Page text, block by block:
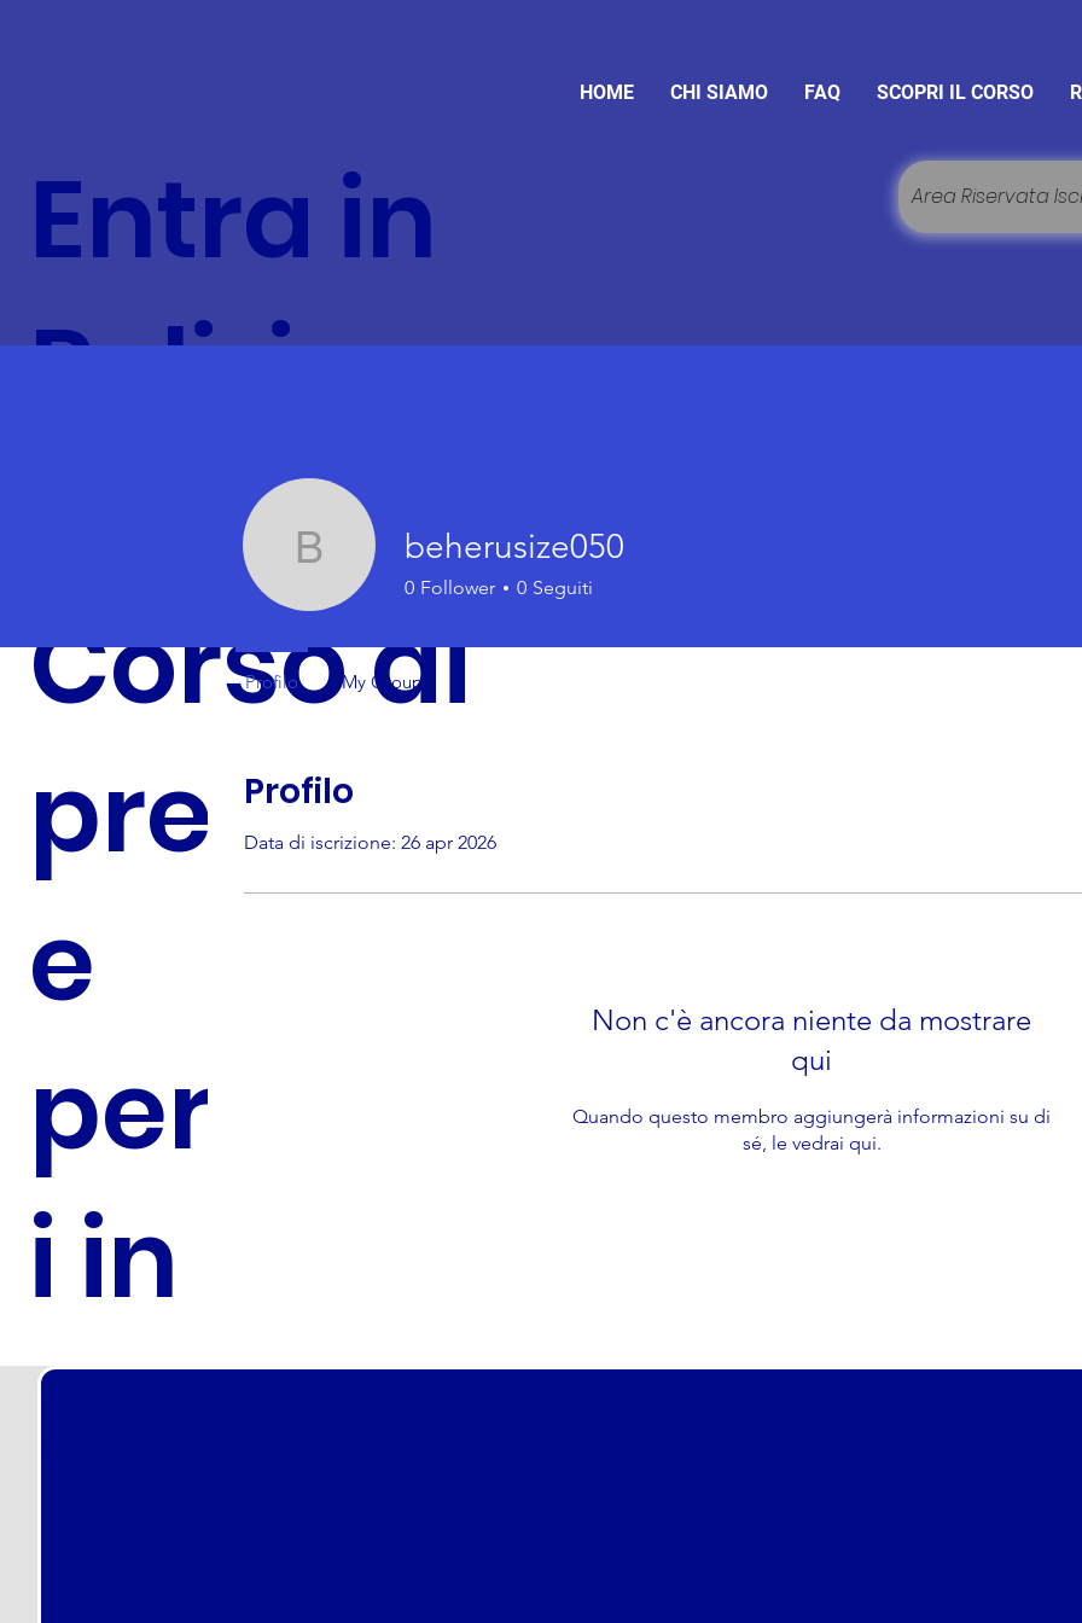
Entra in
Polizia
Locale©
Corso di
preparazion
e
per concors
i in Polizia
Locale
HOME CHI SIAMO FAQ SCOPRI IL CORSO
Area Riservata
Profilo
Data di iscrizione: 26 apr 2026
Non c'è ancora niente da mostrare
qui
Quando questo membro aggiungerà informazioni su di
sé, le vedrai qui.
beherusize050
beherusize050
0 Follower 0 Seguiti
Profilo My Groups